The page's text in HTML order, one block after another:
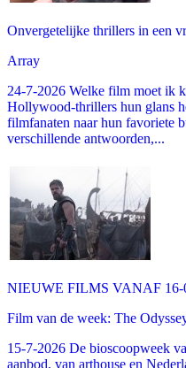
Onvergetelijke thrillers in een
Array
24-7-2026 Welke film moet ik
Hollywood-thrillers hun glans
filmfanaten naar hun favoriete
verschillende antwoorden,...
NIEUWE FILMS VANAF 16-
Film van de week: The
15-7-2026 De bioscoopweek
aanbod, van arthouse en